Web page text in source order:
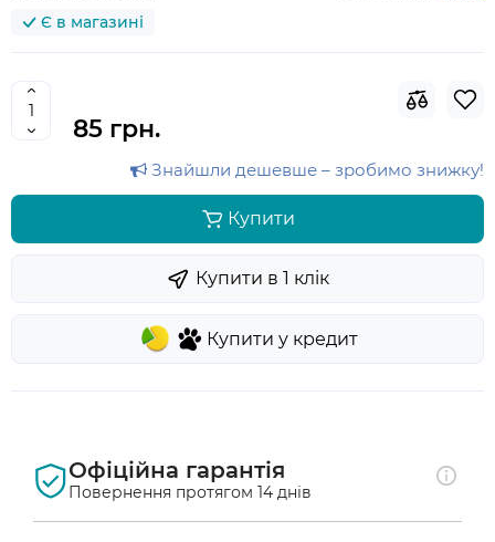
Є в магазині
85 грн.
Знайшли дешевше – зробимо знижку!
Купити
Купити у кредит
Купити в 1 клiк
Офіційна гарантія
Повернення протягом 14 днів